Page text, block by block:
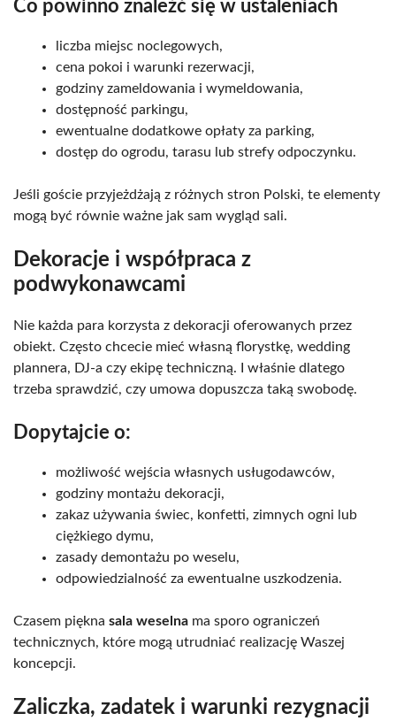
Co powinno znaleźć się w ustaleniach
liczba miejsc noclegowych,
cena pokoi i warunki rezerwacji,
godziny zameldowania i wymeldowania,
dostępność parkingu,
ewentualne dodatkowe opłaty za parking,
dostęp do ogrodu, tarasu lub strefy odpoczynku.
Jeśli goście przyjeżdżają z różnych stron Polski, te elementy
mogą być równie ważne jak sam wygląd sali.
Dekoracje i współpraca z
podwykonawcami
Nie każda para korzysta z dekoracji oferowanych przez
obiekt. Często chcecie mieć własną florystkę, wedding
plannera, DJ-a czy ekipę techniczną. I właśnie dlatego
trzeba sprawdzić, czy umowa dopuszcza taką swobodę.
Dopytajcie o:
możliwość wejścia własnych usługodawców,
godziny montażu dekoracji,
zakaz używania świec, konfetti, zimnych ogni lub
ciężkiego dymu,
zasady demontażu po weselu,
odpowiedzialność za ewentualne uszkodzenia.
Czasem piękna sala weselna ma sporo ograniczeń
technicznych, które mogą utrudniać realizację Waszej
koncepcji.
Zaliczka, zadatek i warunki rezygnacji